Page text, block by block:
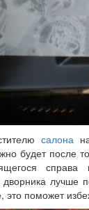
салона
будет после
дворника лучше
это поможет